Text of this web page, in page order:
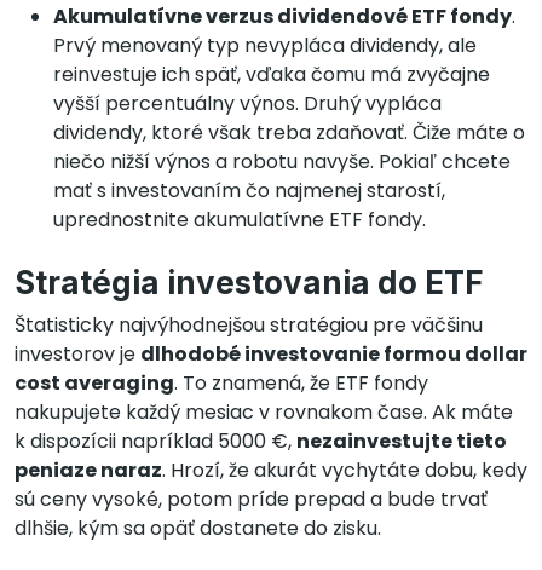
Akumulatívne verzus dividendové ETF fondy.
Prvý menovaný typ nevypláca dividendy, ale
reinvestuje ich späť, vďaka čomu má zvyčajne
vyšší percentuálny výnos. Druhý vypláca
dividendy, ktoré však treba zdaňovať. Čiže máte o
niečo nižší výnos a robotu navyše. Pokiaľ chcete
mať s investovaním čo najmenej starostí,
uprednostnite akumulatívne ETF fondy.
Stratégia investovania do ETF
Štatisticky najvýhodnejšou stratégiou pre väčšinu
investorov je dlhodobé investovanie formou dollar
cost averaging. To znamená, že ETF fondy
nakupujete každý mesiac v rovnakom čase. Ak máte
k dispozícii napríklad 5000 €, nezainvestujte tieto
peniaze naraz. Hrozí, že akurát vychytáte dobu, kedy
sú ceny vysoké, potom príde prepad a bude trvať
dlhšie, kým sa opäť dostanete do zisku.